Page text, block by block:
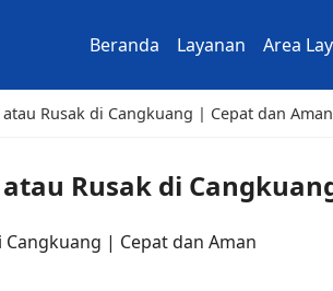
Beranda Layanan Area
Rusak di Cangkuang | Cepat dan Aman
Rusak di